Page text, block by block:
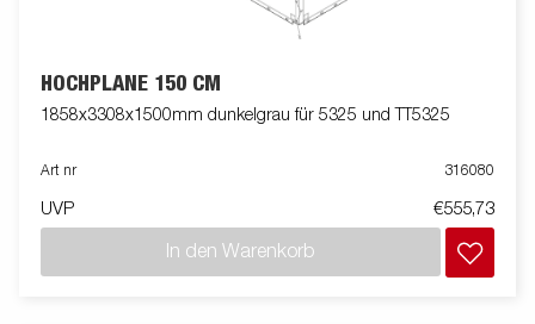
HOCHPLANE 150 CM
1858x3308x1500mm dunkelgrau für 5325 und TT5325
Art nr 316080
UVP €555,73
In den Warenkorb